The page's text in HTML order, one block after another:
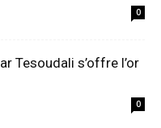
0
Tesoudali s’offre l’or
0